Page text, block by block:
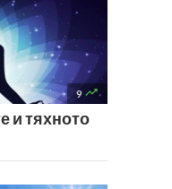
9 
и тяхното